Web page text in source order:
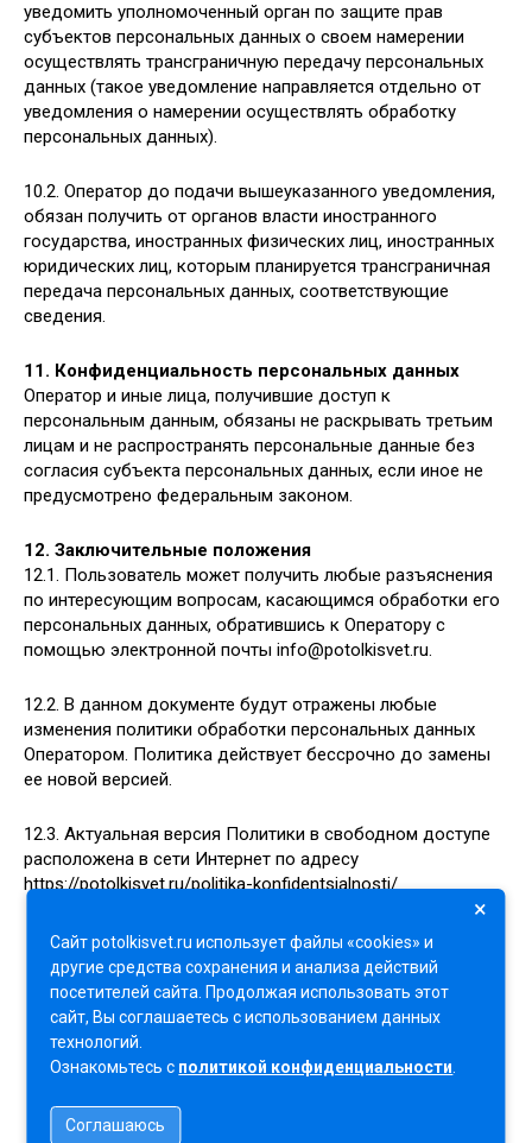
уведомить уполномоченный орган по защите прав
субъектов персональных данных о своем намерении
осуществлять трансграничную передачу персональных
данных (такое уведомление направляется отдельно от
уведомления о намерении осуществлять обработку
персональных данных).
10.2. Оператор до подачи вышеуказанного уведомления,
обязан получить от органов власти иностранного
государства, иностранных физических лиц, иностранных
юридических лиц, которым планируется трансграничная
передача персональных данных, соответствующие
сведения.
11. Конфиденциальность персональных данных
Оператор и иные лица, получившие доступ к
персональным данным, обязаны не раскрывать третьим
лицам и не распространять персональные данные без
согласия субъекта персональных данных, если иное не
предусмотрено федеральным законом.
12. Заключительные положения
12.1. Пользователь может получить любые разъяснения
по интересующим вопросам, касающимся обработки его
персональных данных, обратившись к Оператору с
помощью электронной почты info@potolkisvet.ru.
12.2. В данном документе будут отражены любые
изменения политики обработки персональных данных
Оператором. Политика действует бессрочно до замены
ее новой версией.
12.3. Актуальная версия Политики в свободном доступе
расположена в сети Интернет по адресу
https://potolkisvet.ru/politika-konfidentsialnosti/
2026 Натяжные потолки и освещение
×
Сайт potolkisvet.ru использует файлы «cookies» и
другие средства сохранения и анализа действий
посетителей сайта. Продолжая использовать этот
сайт, Вы соглашаетесь с использованием данных
технологий.
Ознакомьтесь с политикой конфиденциальности
Соглашаюсь